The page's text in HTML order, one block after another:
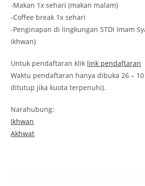
-Makan 1x sehari (makan malam)
-Coffee break 1x sehari
-Penginapan di lingkungan STDI Imam
ikhwan)
Untuk pendaftaran klik link pendaftaran
Waktu pendaftaran hanya dibuka 26 – 10
ditutup jika kuota terpenuhi).
Narahubung:
Ikhwan
Akhwat